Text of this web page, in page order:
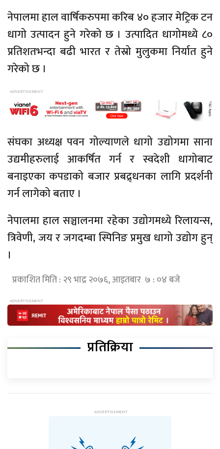
नेपालमा हाल वार्षिकरुपमा करिब ४० हजार मेट्रिक टन
धागो उत्पादन हुने गरेको छ । उत्पादित धागोमध्ये ८०
प्रतिशतभन्दा बढी भारत र तेस्रो मुलुकमा निर्यात हुने
गरेको छ ।
संघका अध्यक्ष पवन गोल्याणले धागो उद्योगमा साना
उद्यमीहरुलाई आकर्षित गर्न र स्वदेशी धागोबाट
बनाइएका कपडाको बजार प्रबद्र्धनका लागि प्रदर्शनी
गर्न लागेको बताए ।
नेपालमा हाल सञ्चालनमा रहेका उद्योगमध्ये रिलायन्स,
त्रिवेणी, जय र जगदम्बा स्पिनिङ प्रमुख धागो उद्योग हुन्
।
प्रकाशित मिति : २९ भाद्र २०७६, आइतबार ७ : ०४ बजे
प्रतिक्रिया